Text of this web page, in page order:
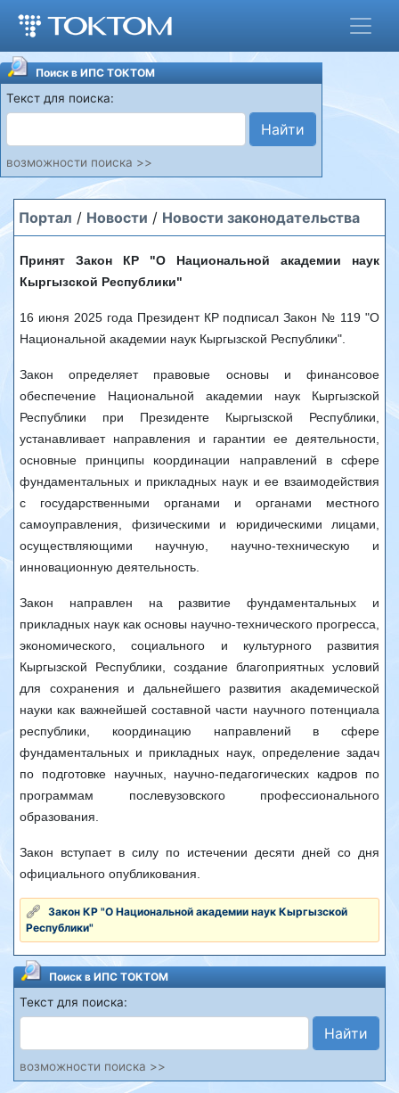
Поиск в ИПС ТОКТОМ
Текст для поиска:
Найти
возможности поиска >>
Портал / Новости / Новости законодательства
Принят Закон КР "О Национальной академии наук
Кыргызской Республики"
16 июня 2025 года Президент КР подписал Закон № 119 "О
Национальной академии наук Кыргызской Республики".
Закон определяет правовые основы и финансовое
обеспечение Национальной академии наук Кыргызской
Республики при Президенте Кыргызской Республики,
устанавливает направления и гарантии ее деятельности,
основные принципы координации направлений в сфере
фундаментальных и прикладных наук и ее взаимодействия
с государственными органами и органами местного
самоуправления, физическими и юридическими лицами,
осуществляющими научную, научно-техническую и
инновационную деятельность.
Закон направлен на развитие фундаментальных и
прикладных наук как основы научно-технического прогресса,
экономического, социального и культурного развития
Кыргызской Республики, создание благоприятных условий
для сохранения и дальнейшего развития академической
науки как важнейшей составной части научного потенциала
республики, координацию направлений в сфере
фундаментальных и прикладных наук, определение задач
по подготовке научных, научно-педагогических кадров по
программам послевузовского профессионального
образования.
Закон вступает в силу по истечении десяти дней со дня
официального опубликования.
Закон КР "О Национальной академии наук Кыргызской
Республики"
Поиск в ИПС ТОКТОМ
Текст для поиска:
Найти
возможности поиска >>